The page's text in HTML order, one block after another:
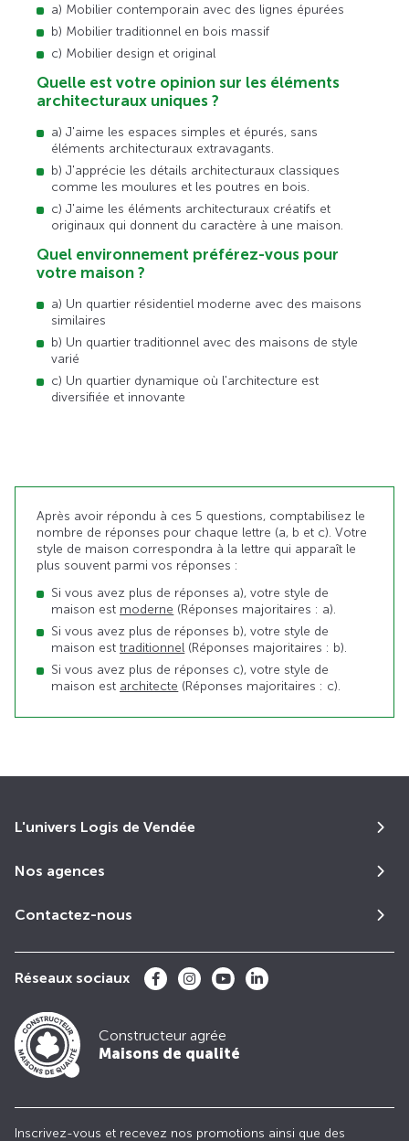
a) Mobilier contemporain avec des lignes épurées
b) Mobilier traditionnel en bois massif
c) Mobilier design et original
Quelle est votre opinion sur les éléments
architecturaux uniques ?
a) J'aime les espaces simples et épurés, sans
éléments architecturaux extravagants.
b) J'apprécie les détails architecturaux classiques
comme les moulures et les poutres en bois.
c) J'aime les éléments architecturaux créatifs et
originaux qui donnent du caractère à une maison.
Quel environnement préférez-vous pour
votre maison ?
a) Un quartier résidentiel moderne avec des maisons
similaires
b) Un quartier traditionnel avec des maisons de style
varié
c) Un quartier dynamique où l'architecture est
diversifiée et innovante
Après avoir répondu à ces 5 questions, comptabilisez le
nombre de réponses pour chaque lettre (a, b et c). Votre
style de maison correspondra à la lettre qui apparaît le
plus souvent parmi vos réponses :
Si vous avez plus de réponses a), votre style de
maison est moderne (Réponses majoritaires : a).
Si vous avez plus de réponses b), votre style de
maison esttraditionnel (Réponses majoritaires : b).
Si vous avez plus de réponses c), votre style de
maison est architecte (Réponses majoritaires : c).
L'univers Logis de Vendée
Nos agences
Contactez-nous
Réseaux sociaux
Constructeur agrée
Maisons de qualité
Inscrivez-vous et recevez nos promotions ainsi que des